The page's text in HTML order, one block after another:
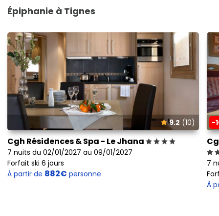
Tignes avec nos offres de ski.
Épiphanie à Tignes
9.2 (10)
Cgh Résidences & Spa - Le Jhana
7 nuits du 02/01/2027 au 09/01/2027
Forfait ski 6 jours
À partir de 882€ personne
-
7
À